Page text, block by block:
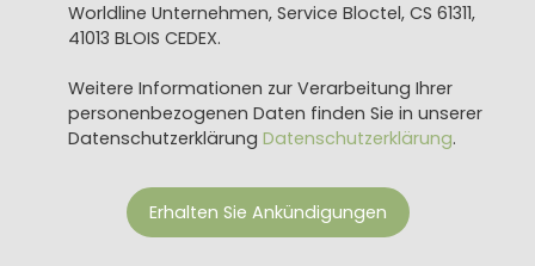
Worldline Unternehmen, Service Bloctel, CS 61311,
41013 BLOIS CEDEX.
Weitere Informationen zur Verarbeitung Ihrer
personenbezogenen Daten finden Sie in unserer
Datenschutzerklärung Datenschutzerklärung.
Erhalten Sie Ankündigungen